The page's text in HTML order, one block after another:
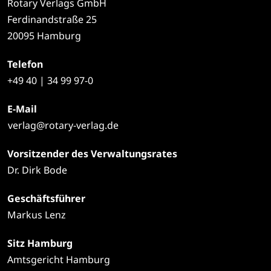
Rotary Verlags GmbH
Ferdinandstraße 25
20095 Hamburg
Telefon
+4940 | 34 99 97-0
E-Mail
verlag@rotary-verlag.de
Vorsitzender des Verwaltungsrates
Dr. Dirk Bode
Geschäftsführer
Markus Lenz
Sitz Hamburg
Amtsgericht Hamburg